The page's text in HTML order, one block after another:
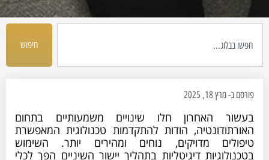
חיפוש
פורסם ב-מרץ 18, 2025
בעשור האחרון חלו שינויים משמעותיים בתחום
האורתודונטיה, הודות להתקדמות טכנולוגית המאפשרת
טיפולים מדויקים, נוחים ומהירים יותר. השימוש
בטכנולוגיות דיגיטליות בתהליך יישור השיניים הפך לכלי